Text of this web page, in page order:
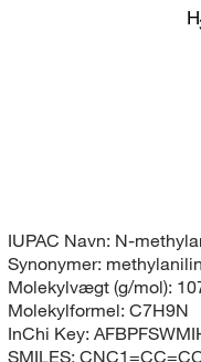
H
IUPAC Navn: N-
Synonymer:
Molekylvægt (g/mol):
Molekylformel: C7H9N
InChi Key:
SMILES: